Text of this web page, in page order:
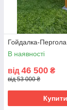
Гойдалка-
В наявності
від 46 500 ₴
від 53 000 ₴
Купити